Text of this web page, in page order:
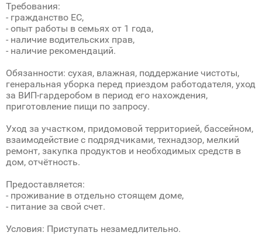
Требования:
- гражданство ЕС,
- опыт работы в семьях от 1 года,
- наличие водительских прав,
- наличие рекомендаций.
Обязанности: сухая, влажная, поддержание чистоты,
генеральная уборка перед приездом работодателя, уход
за ВИП-гардеробом в период его нахождения,
приготовление пищи по запросу.
Уход за участком, придомовой территорией, бассейном,
взаимодействие с подрядчиками, технадзор, мелкий
ремонт, закупка продуктов и необходимых средств в
дом, отчётность.
Предоставляется:
- проживание в отдельно стоящем доме,
- питание за свой счет.
Условия: Приступать незамедлительно.